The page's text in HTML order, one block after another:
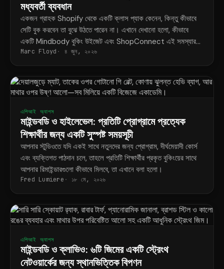
মধ্যবর্তী ব্যবধান
একজন গ্রাহক Shopify থেকে একটি ক্লাস প্যাক কেনেন, কিন্তু কীভাবে
সেটি বুক করবেন তা বুঝে উঠতে পারেন না। এখানে দেখানো হলো, কীভাবে
একটি Mindbody বুকিং উইজেট এবং ShopConnect এই সমস্যার
স্থায়ী সমাধান করে।
Marc Floyd ৪ জুন, ২০২৬
এপিআই অ্যাপস
মাইন্ডবডি ও হাইলেভেল: প্রতিটি প্রোগ্রামে প্রত্যেক
শিক্ষার্থীর জন্য একটি সুস্পষ্ট সময়সূচী
আপনার স্টুডিওতে যদি একই সাথে নতুনদের জন্য প্রোগ্রাম, দীর্ঘমেয়াদী কোর্স
এবং ব্যক্তিগত পাঠদান চলে, তাহলে প্রতিটি শিক্ষার্থীর প্রকৃত বুকিংয়ের সাথে
আপনার রিমাইন্ডারগুলো কীভাবে মিলবে, তা এখানে বলা হলো।
Fred Lumiere ১৮ মে, ২০২৬
এপিআই অ্যাপস
মাইন্ডবডি ও ক্লাভিও: ৬টি জিমের একটি স্ট্রেংথ
নেটওয়ার্কের জন্য স্থানভিত্তিক বিপণন